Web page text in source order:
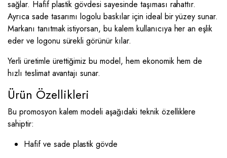
sağlar. Hafif plastik gövdesi sayesinde taşıması rahattır.
Ayrıca sade tasarımı logolu baskılar için ideal bir yüzey sunar.
Markanı tanıtmak istiyorsan, bu kalem kullanıcıya her an eşlik
eder ve logonu sürekli görünür kılar.
Yerli üretimle ürettiğimiz bu model, hem ekonomik hem de
hızlı teslimat avantajı sunar.
Ürün Özellikleri
Bu promosyon kalem modeli aşağıdaki teknik özelliklere
sahiptir:
Hafif ve sade plastik gövde